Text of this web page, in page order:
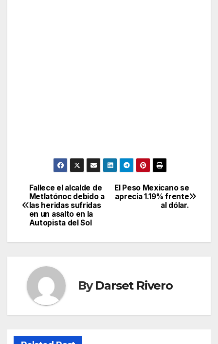
Post
navigation
El Peso Mexicano se
aprecia 1.19% frente
al dólar.
Fallece el alcalde de
Metlatónoc debido a
las heridas sufridas
en un asalto en la
Autopista del Sol
ByDarset Rivero